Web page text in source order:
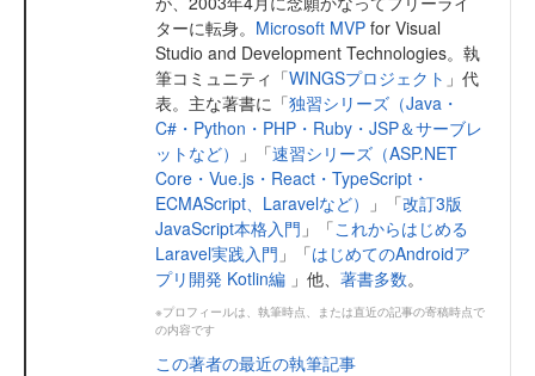
ターに転身。 Microsoft MVP for Visual
Studio and Development Technologies。執
筆コミュニティ「WINGSプロジェクト 」代
表。主な著書に「独習シリーズ（Java・
C#・Python・PHP・Ruby・JSP＆サーブレ
ットなど）
」「速習シリーズ（ASP.NET
Core・Vue.js・React・TypeScript・
ECMAScript、Laravelなど）
」「改訂3版
JavaScript本格入門 」「これからはじめる
Laravel実践入門 」「はじめてのAndroidア
プリ開発 Kotlin編 」他、 著書多数。
※プロフィールは、執筆時点、または直近の記事の寄稿時点で
の内容です
この著者の最近の執筆記事